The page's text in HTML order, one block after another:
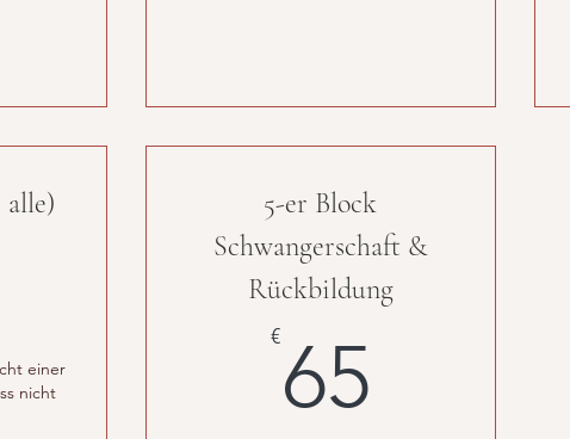
alle)
einer
nicht
5-er Block
Schwangerschaft &
Rückbildung
€65